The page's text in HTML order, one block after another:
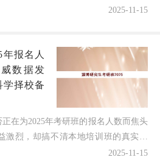
2025-11-15
报名人
数据发
学择校备
在为2025年考研班的报名人数而焦头
激烈，却搞不清本地培训班的真实规
效率？别担心！作为深耕淄博教...2025-11-15